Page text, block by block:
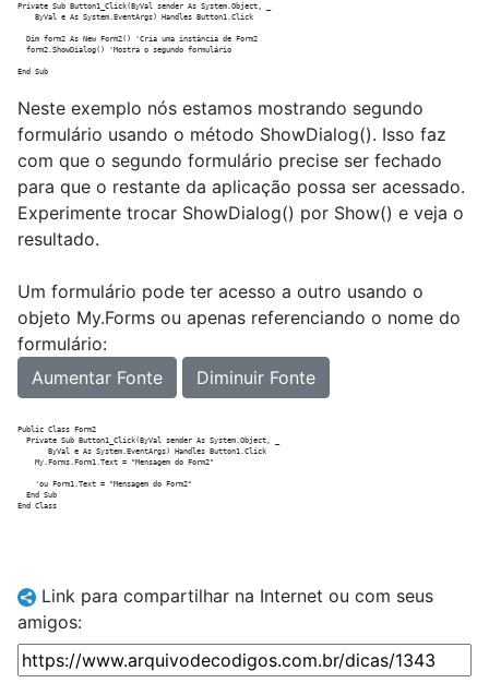
Private Sub Button1_Click(ByVal sender As System.Object, _
    ByVal e As System.EventArgs) Handles Button1.Click
  Dim form2 As New Form2() 'Cria uma instância de Form2
  form2.ShowDialog() 'Mostra o segundo formulário
Neste exemplo nós estamos mostrando segundo
formulário usando o método ShowDialog(). Isso faz
com que o segundo formulário precise ser fechado
para que o restante da aplicação possa ser acessado.
Experimente trocar ShowDialog() por Show() e veja o
resultado.
Um formulário pode ter acesso a outro usando o
objeto My.Forms ou apenas referenciando o nome do
formulário:
Aumentar Fonte
Diminuir Fonte
Public Class Form2
  Private Sub Button1_Click(ByVal sender As System.Object, _
       ByVal e As System.EventArgs) Handles Button1.Click
    My.Forms.Form1.Text = "Mensagem do Form2"
    'ou Form1.Text = "Mensagem do Form2"
  End Sub
Link para compartilhar na Internet ou com seus
amigos: